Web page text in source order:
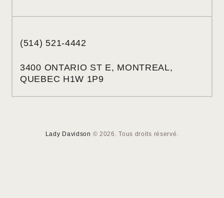
(514) 521-4442
3400 ONTARIO ST E, MONTREAL,
QUEBEC H1W 1P9
Lady Davidson © 2026. Tous droits réservé.